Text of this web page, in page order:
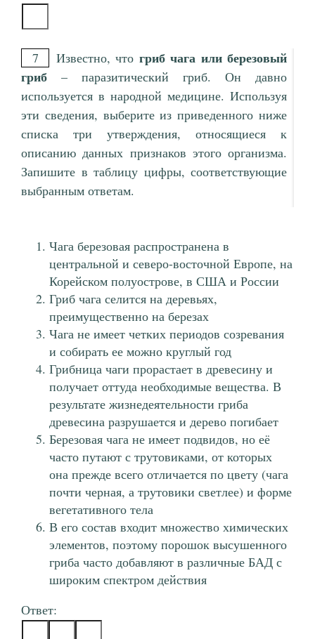
7 Известно, что гриб чага или березовый
гриб – паразитический гриб. Он давно
используется в народной медицине. Используя
эти сведения, выберите из приведенного ниже
списка три утверждения, относящиеся к
описанию данных признаков этого организма.
Запишите в таблицу цифры, соответствующие
выбранным ответам.
Чага березовая распространена в
центральной и северо-восточной Европе, на
Корейском полуострове, в США и России
Гриб чага селится на деревьях,
преимущественно на березах
Чага не имеет четких периодов созревания
и собирать ее можно круглый год
Грибница чаги прорастает в древесину и
получает оттуда необходимые вещества. В
результате жизнедеятельности гриба
древесина разрушается и дерево погибает
Березовая чага не имеет подвидов, но её
часто путают с трутовиками, от которых
она прежде всего отличается по цвету (чага
почти черная, а трутовики светлее) и форме
вегетативного тела
В его состав входит множество химических
элементов, поэтому порошок высушенного
гриба часто добавляют в различные БАД с
широким спектром действия
Ответ: